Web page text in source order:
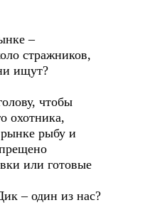
–
стражников,
ищут?
чтобы
охотника,
рыбу и
или готовые
– один из нас?